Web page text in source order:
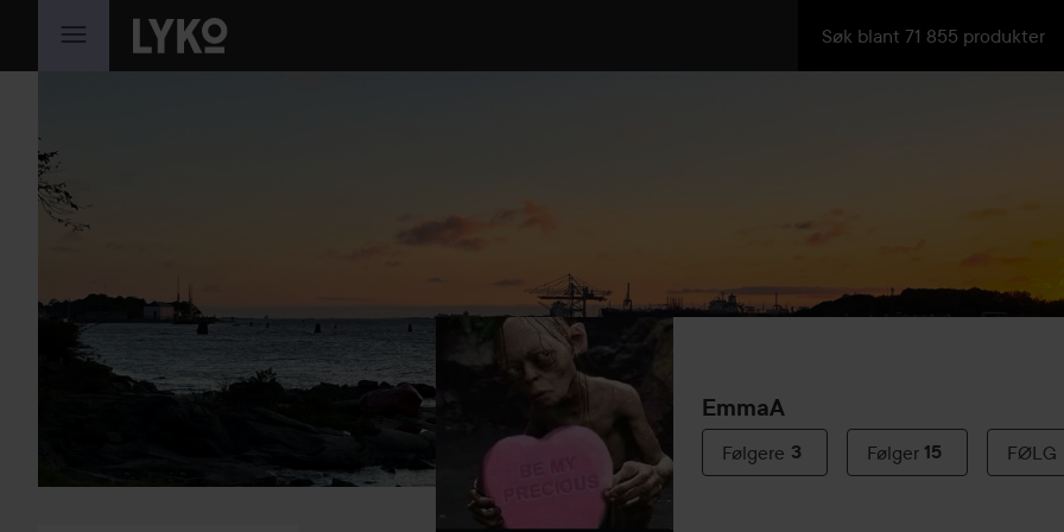
GÅ TIL INNHOLD
EmmaA
Følgere 3 Følger 15 FØLG